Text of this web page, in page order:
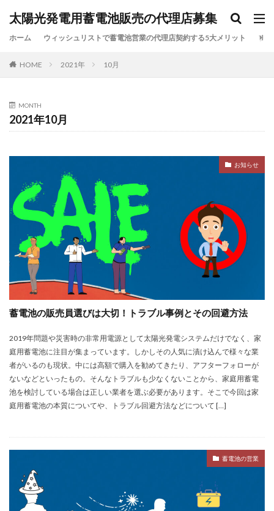
太陽光発電用蓄電池販売の代理店募集
ホーム ウィッシュリストで蓄電池営業の代理店契約する5大メリット ブ
HOME 2021年 10月
MONTH
2021年10月
お知らせ
蓄電池の販売員選びは大切！トラブル事例とその回避方法
2019年問題や災害時の非常用電源として太陽光発電システムだけでなく、家
庭用蓄電池に注目が集まっています。しかしその人気に漬け込んで様々な業
者がいるのも現状。中には高額で購入を勧めてきたり、アフターフォローが
ないなどといったもの。そんなトラブルも少なくないことから、家庭用蓄電
池を検討している場合は正しい業者を選ぶ必要があります。そこで今回は家
庭用蓄電池の本質についてや、トラブル回避方法などについて […]
蓄電池の営業
カテゴリー